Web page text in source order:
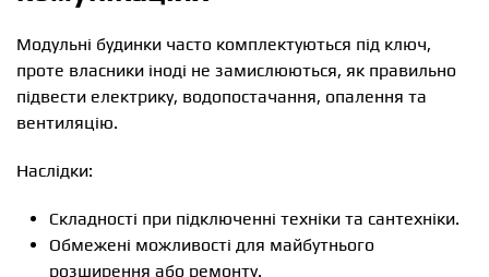
Модульні будинки часто комплектуються під ключ,
проте власники іноді не замислюються, як правильно
підвести електрику, водопостачання, опалення та
вентиляцію.
Наслідки:
Складності при підключенні техніки та сантехніки.
Обмежені можливості для майбутнього
розширення або ремонту.